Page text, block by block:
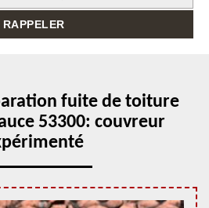
fuite de toiture
53300: couvreur